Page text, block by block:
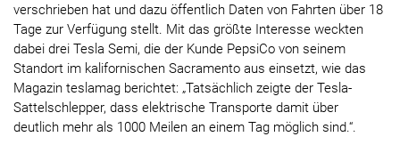
verschrieben hat und dazu öffentlich Daten von Fahrten über 18
Tage zur Verfügung stellt. Mit das größte Interesse weckten
dabei drei Tesla Semi, die der Kunde PepsiCo von seinem
Standort im kalifornischen Sacramento aus einsetzt, wie das
Magazin teslamag berichtet: „Tatsächlich zeigte der Tesla-
Sattelschlepper, dass elektrische Transporte damit über
deutlich mehr als 1000 Meilen an einem Tag möglich sind.“.